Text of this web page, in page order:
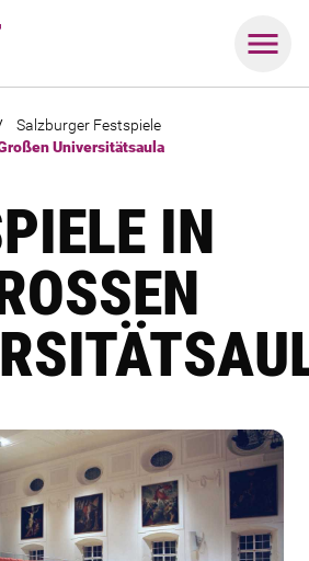
Salzburger Festspiele
Universitätsaula
IN
U